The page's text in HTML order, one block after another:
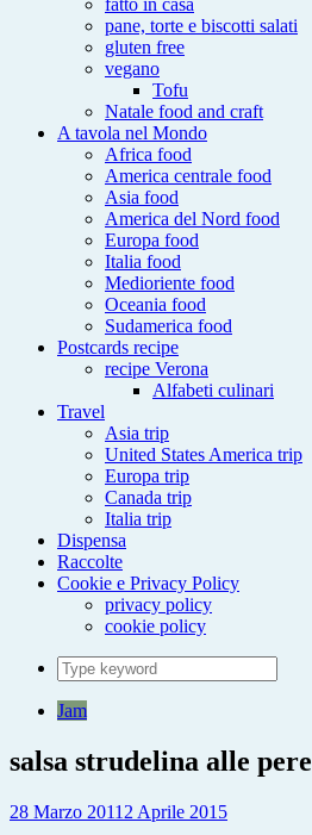
fatto in casa
pane, torte e biscotti salati
gluten free
vegano
Tofu
Natale food and craft
A tavola nel Mondo
Africa food
America centrale food
Asia food
America del Nord food
Europa food
Italia food
Medioriente food
Oceania food
Sudamerica food
Postcards recipe
recipe Verona
Alfabeti culinari
Travel
Asia trip
United States America trip
Europa trip
Canada trip
Italia trip
Dispensa
Raccolte
Cookie e Privacy Policy
privacy policy
cookie policy
Search
for:
Jam
salsa strudelina alle pere
28 Marzo 2011 2 Aprile 2015